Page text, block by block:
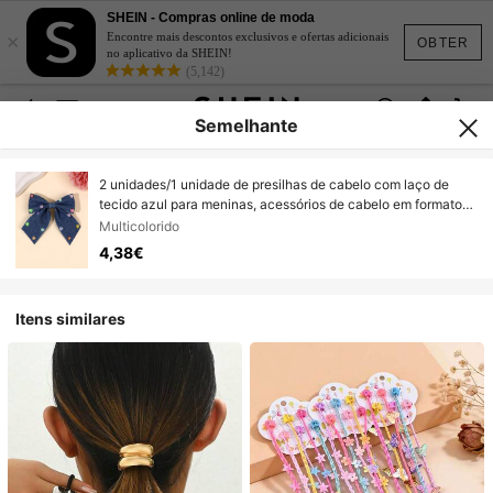
OBTER
×
SHEIN - Compras online de moda
Encontre mais descontos exclusivos e ofertas adicionais
no aplicativo da SHEIN!
(5,142)
Semelhante
2 unidades/1 unidade de presilhas de cabelo com laço de
tecido azul para meninas, acessórios de cabelo em formato
de coração, essenciais para as festas, presilhas de cabelo da
moda para meninas e adolescentes, uso diário, essenciais
para viagens de verão, presentes para festas.
Multicolorido
4,38€
Itens similares